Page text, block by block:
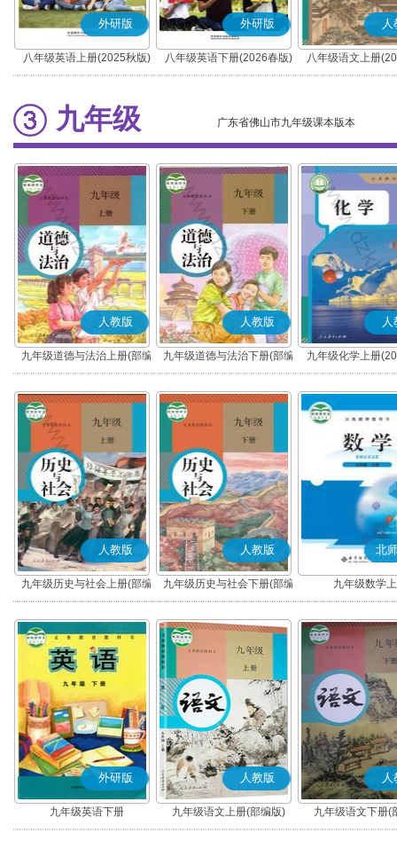
外研版
八年级英语上册(2025秋版)
外研版
八年级英语下册(2026春版)
人
八年级语文上册
(部编版)
九年级 广东省佛山市九年级课本版本
人教版
九年级道德与法治上册(部编
版)
人教版
九年级道德与法治下册(部编
版)
人
九年级化学上册
人教版
九年级历史与社会上册(部编
版)
人教版
九年级历史与社会下册(部编
版)
北
九年级数学
外研版
九年级英语下册
人教版
九年级语文上册(部编版)
人
九年级语文下册(